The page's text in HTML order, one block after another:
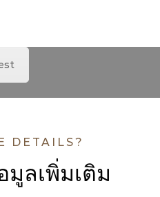
DETAILS?
ลเพิ่มเติม